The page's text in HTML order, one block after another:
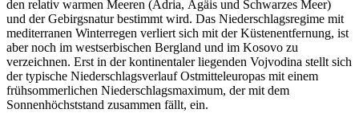
den relativ warmen Meeren (Adria, Ägäis und Schwarzes Meer)
und der Gebirgsnatur bestimmt wird. Das Niederschlagsregime mit
mediterranen Winterregen verliert sich mit der Küstenentfernung, ist
aber noch im westserbischen Bergland und im Kosovo zu
verzeichnen. Erst in der kontinentaler liegenden Vojvodina stellt sich
der typische Niederschlagsverlauf Ostmitteleuropas mit einem
frühsommerlichen Niederschlagsmaximum, der mit dem
Sonnenhöchststand zusammen fällt, ein.